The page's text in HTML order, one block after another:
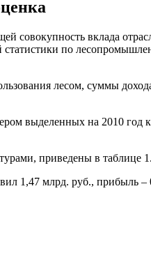
совокупность вклада
по
лесом, суммы
выделенных на 2010 год
приведены в таблице 1.
1,47 млрд. руб., прибыль –